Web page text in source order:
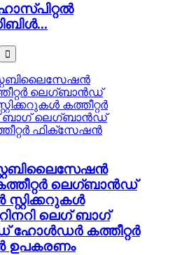
ലെഗ്ബാൻഡ്
ലെഗ് ബാഗ്
ഹോൾഡർ കത്തീറ്റർ
ഉപകരണം